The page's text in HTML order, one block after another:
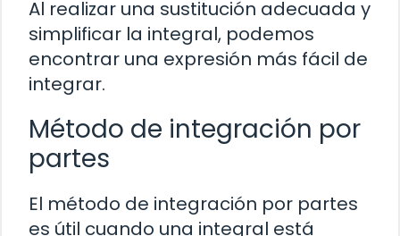
Al realizar una sustitución adecuada y
simplificar la integral, podemos
encontrar una expresión más fácil de
integrar.
Método de integración por
partes
El método de integración por partes
es útil cuando una integral está